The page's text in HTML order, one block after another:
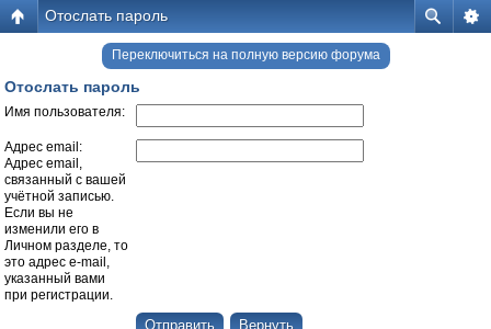
Отослать пароль
Переключиться на полную версию форума
Отослать пароль
Имя пользователя:
Адрес email:
Адрес email,
связанный с вашей
учётной записью.
Если вы не
изменили его в
Личном разделе, то
это адрес e-mail,
указанный вами
при регистрации.